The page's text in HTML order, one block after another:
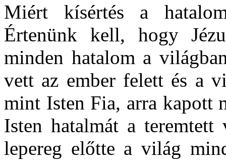
Miért kísértés a
Értenünk kell, hogy
minden hatalom a
vett az ember felett és a
mint Isten Fia, arra kapott
Isten hatalmát a
lepereg előtte a világ